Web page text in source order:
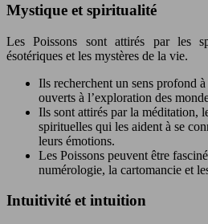
Mystique et spiritualité
Les Poissons sont attirés par les
ésotériques et les mystères de la vie.
Ils recherchent un sens profond
ouverts à l’exploration des
Ils sont attirés par la méditation,
spirituelles qui les aident à se
leurs émotions.
Les Poissons peuvent être
numérologie, la cartomancie et
Intuitivité et intuition